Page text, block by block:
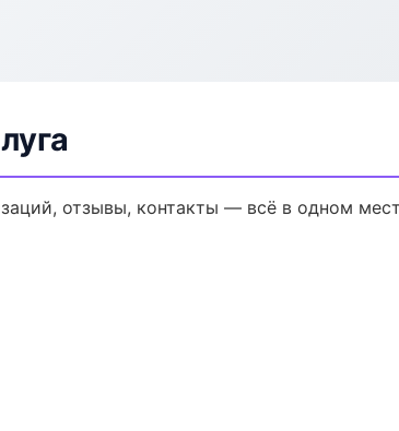
отзывы, контакты — всё в одном